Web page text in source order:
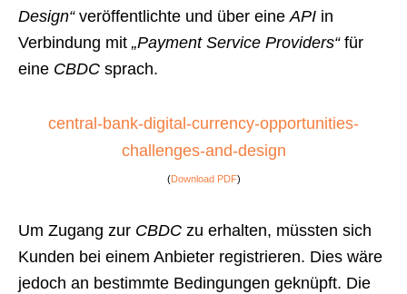
Design“veröffentlichte und über eine API in
Verbindung mit „Payment Service Providers“für
eine CBDC sprach.
central-bank-digital-currency-opportunities-
challenges-and-design
(Download PDF)
Um Zugang zur CBDC zu erhalten, müssten sich
Kunden bei einem Anbieter registrieren. Dies wäre
jedoch an bestimmte Bedingungen geknüpft. Die